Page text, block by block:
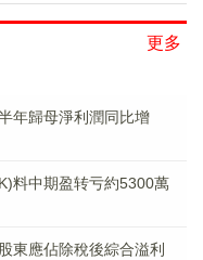
更多
年歸母淨利潤同比增
料中期盈转亏約5300萬
東應佔除稅後綜合溢利